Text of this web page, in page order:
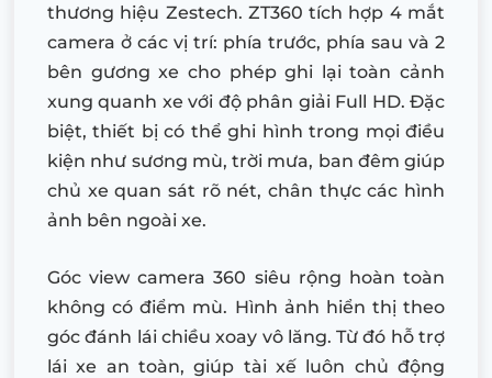
thương hiệu Zestech. ZT360 tích hợp 4 mắt
camera ở các vị trí: phía trước, phía sau và 2
bên gương xe cho phép ghi lại toàn cảnh
xung quanh xe với độ phân giải Full HD. Đặc
biệt, thiết bị có thể ghi hình trong mọi điều
kiện như sương mù, trời mưa, ban đêm giúp
chủ xe quan sát rõ nét, chân thực các hình
ảnh bên ngoài xe.
Góc view camera 360 siêu rộng hoàn toàn
không có điểm mù. Hình ảnh hiển thị theo
góc đánh lái chiều xoay vô lăng. Từ đó hỗ trợ
lái xe an toàn, giúp tài xế luôn chủ động